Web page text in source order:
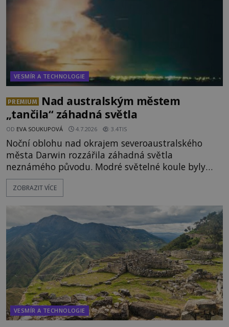
VESMÍR A TECHNOLOGIE
PREMIUM
Nad australským městem
„tančila“ záhadná světla
OD EVA SOUKUPOVÁ 4.7.2026 3.4TIS
Noční oblohu nad okrajem severoaustralského
města Darwin rozzářila záhadná světla
neznámého původu. Modré světelné koule byly
viditelné nejméně dvacet minut, během nichž se
opakovaně objevovaly a zase mizely. Svědek, který
mohlo jít o návštěvu ze světa duchů. Záhadný
záznam okamžitě rozpoutal deb
ZOBRAZIT VÍCE
VESMÍR A TECHNOLOGIE